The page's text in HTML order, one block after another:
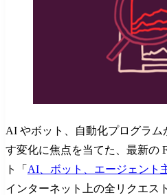
AI やボット、自動化プログラム
す変化に焦点を当てた、最新の
ト「 AI、ボット、エージェント
インターネット上の全リクエス